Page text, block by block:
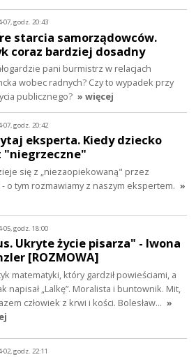
07, godz. 20:43
starcia samorządowców.
coraz bardziej dosadny
pani burmistrz w relacjach
wobec radnych? Czy to wypadek przy
publicznego? » więcej
07, godz. 20:42
eksperta. Kiedy dziecko
"niegrzeczne"
się z „niezaopiekowaną" przez
- o tym rozmawiamy z naszym ekspertem. »
05, godz. 18:00
Ukryte życie pisarza" - Iwona
[ROZMOWA]
matematyki, który gardził powieściami, a
napisał „Lalkę”. Moralista i buntownik. Mit,
człowiek z krwi i kości. Bolesław… »
02, godz. 22:11